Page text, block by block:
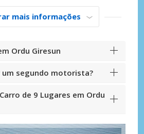
mais informações
Ordu Giresun
um segundo motorista?
de 9 Lugares em Ordu